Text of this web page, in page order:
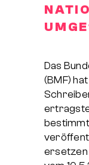
Das
(BMF)
ersetzen